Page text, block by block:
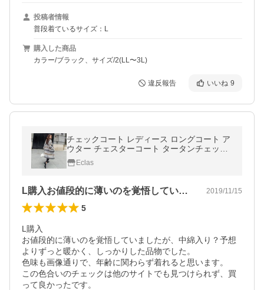
投稿者情報
普段着ているサイズ：L
購入した商品
カラー/ブラック、サイズ/2(LL〜3L)
違反報告 いいね 9
チェックコート レディース ロングコート ア
ウター チェスターコート タータンチェック
チェック 起毛素材 ゆったり
Eclas
L購入お値段的に薄いのを覚悟していまし… 2019/11/15
5
L購入
お値段的に薄いのを覚悟していましたが、中綿入り？予想
よりずっと暖かく、しっかりした品物でした。
色味も画像通りで、年齢に関わらず着れると思います。
この色合いのチェックは他のサイトでも見つけられず、買
って良かったです。